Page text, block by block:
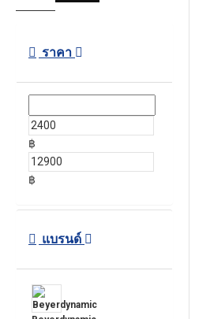
ราคา
฿
฿
แบรนด์